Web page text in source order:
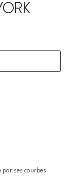
par ses courbes